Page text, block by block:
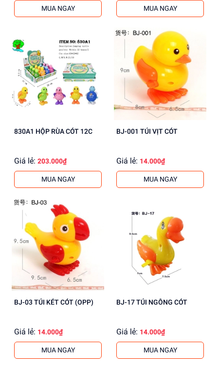
MUA NGAY MUA NGAY
830A1 HỘP RÙA CÓT 12C
Giá lẻ: 203.000₫
MUA NGAY
BJ-001 TÚI VỊT CÓT
Giá lẻ: 14.000₫
MUA NGAY
BJ-03 TÚI KÉT CÓT (OPP)
Giá lẻ: 14.000₫
MUA NGAY
BJ-17 TÚI NGỖNG CÓT
Giá lẻ: 14.000₫
MUA NGAY